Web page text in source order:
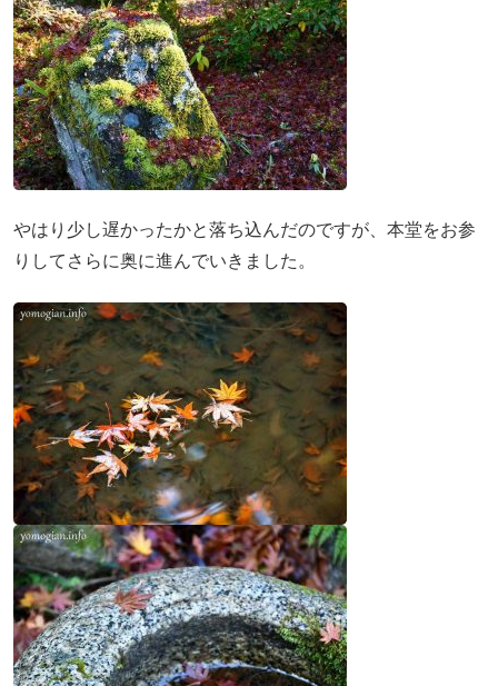
やはり少し遅かったかと落ち込んだのですが、本堂をお参
りしてさらに奥に進んでいきました。